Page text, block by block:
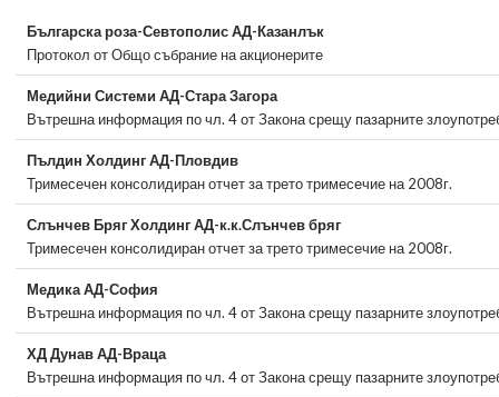
Българска роза-Севтополис АД-Казанлък
Протокол от Общо събрание на акционерите
Медийни Системи АД-Стара Загора
Вътрешна информация по чл. 4 от Закона срещу пазарните
Пълдин Холдинг АД-Пловдив
Тримесечен консолидиран отчет за трето тримесечие на 2008г.
Слънчев Бряг Холдинг АД-к.к.Слънчев бряг
Тримесечен консолидиран отчет за трето тримесечие на 2008г.
Медика АД-София
Вътрешна информация по чл. 4 от Закона срещу пазарните
ХД Дунав АД-Враца
Вътрешна информация по чл. 4 от Закона срещу пазарните